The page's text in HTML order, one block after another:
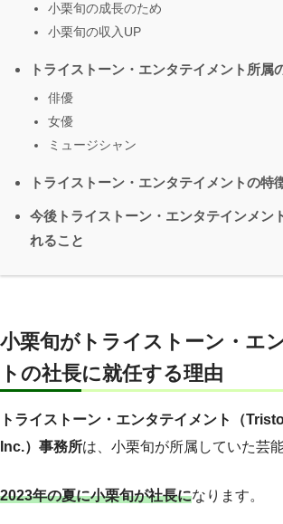
小栗旬の成長のため
小栗旬の収入UP
トライストーン・エンタテイメント所属
俳優
女優
ミュージシャン
トライストーン・エンタテイメントの特
今後トライストーン・エンタテインメン
れること
小栗旬がトライストーン・エ
トの社長に就任する理由
トライストーン・エンタテイメント（
Inc.）事務所は、小栗旬が所属していた芸
2023年の夏に小栗旬が社長になります。